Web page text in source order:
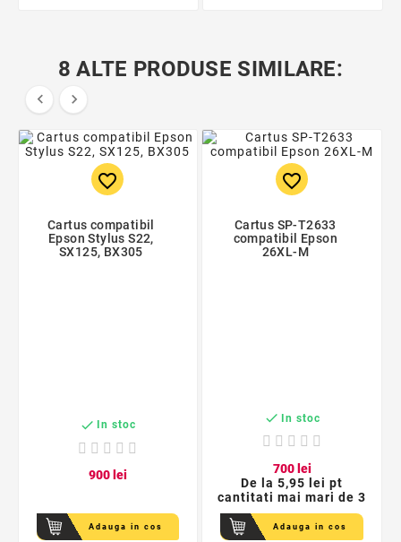
8 ALTE PRODUSE SIMILARE:
 
favorite_border
Cartus compatibil
Epson Stylus S22,
SX125, BX305
 In stoc
900lei
Adauga in cos
favorite_border
Cartus SP-T2633
compatibil Epson
26XL-M
 In stoc
700lei
De la5,95 lei pt
cantitati mai mari de 3
Adauga in cos